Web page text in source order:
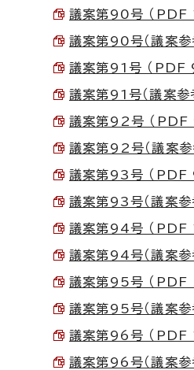
議案第90号 （
議案第90号（議案
議案第91号 （PDF
議案第91号（議案
議案第92号 （PDF
議案第92号（議案
議案第93号 （PDF
議案第93号（議案
議案第94号 （PDF
議案第94号（議案
議案第95号 （PDF
議案第95号（議案
議案第96号 （
議案第96号（議案